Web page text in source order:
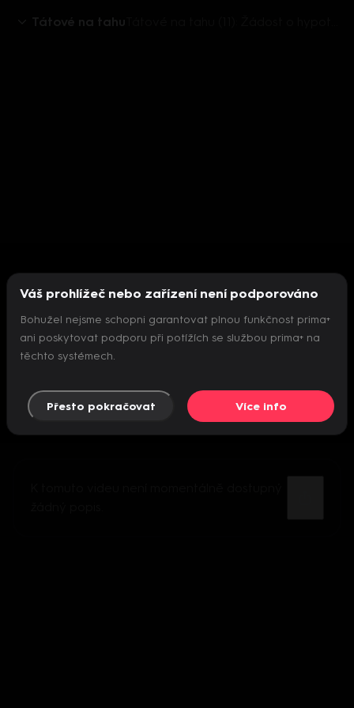
Tátové na tahu
Nepodařilo se inicializovat přehrávač
Váš prohlížeč nebo zařízení není podporováno
Bohužel nejsme schopni garantovat plnou funkčnost prima+
ani poskytovat podporu při potížích se službou prima+ na
těchto systémech.
Přesto pokračovat Více info